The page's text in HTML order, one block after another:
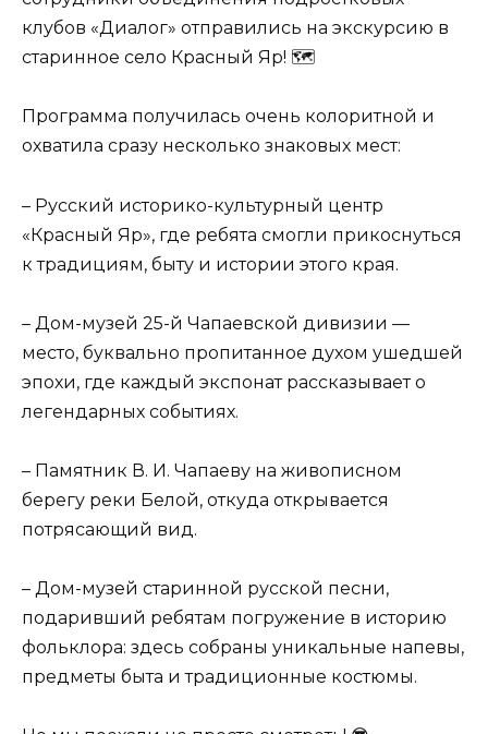
клубов «Диалог» отправились на экскурсию в
старинное село Красный Яр! 🗺
Программа получилась очень колоритной и
охватила сразу несколько знаковых мест:
– Русский историко-культурный центр
«Красный Яр», где ребята смогли прикоснуться
к традициям, быту и истории этого края.
– Дом-музей 25-й Чапаевской дивизии —
место, буквально пропитанное духом ушедшей
эпохи, где каждый экспонат рассказывает о
легендарных событиях.
– Памятник В. И. Чапаеву на живописном
берегу реки Белой, откуда открывается
потрясающий вид.
– Дом-музей старинной русской песни,
подаривший ребятам погружение в историю
фольклора: здесь собраны уникальные напевы,
предметы быта и традиционные костюмы.